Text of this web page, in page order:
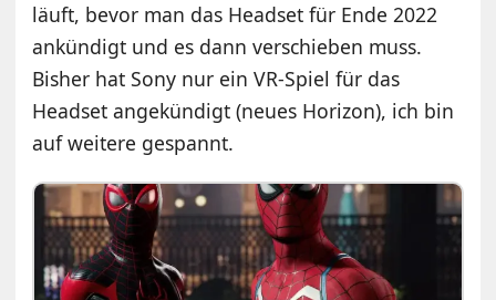
läuft, bevor man das Headset für Ende 2022
ankündigt und es dann verschieben muss.
Bisher hat Sony nur ein VR-Spiel für das
Headset angekündigt (neues Horizon), ich bin
auf weitere gespannt.